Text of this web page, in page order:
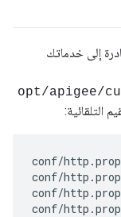
إلى خدماتك
/opt/apigee/
التلقائية:
conf/
conf/
conf/
conf/